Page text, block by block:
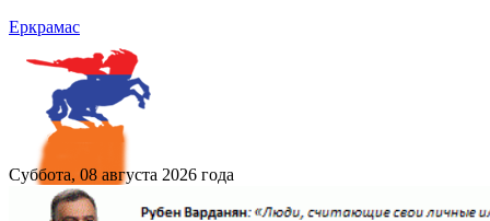
Еркрамас
Суббота, 08 августа 2026 года